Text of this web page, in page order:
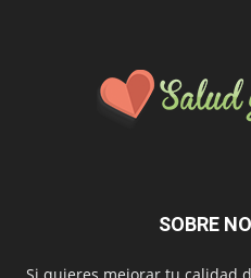
SOBRE